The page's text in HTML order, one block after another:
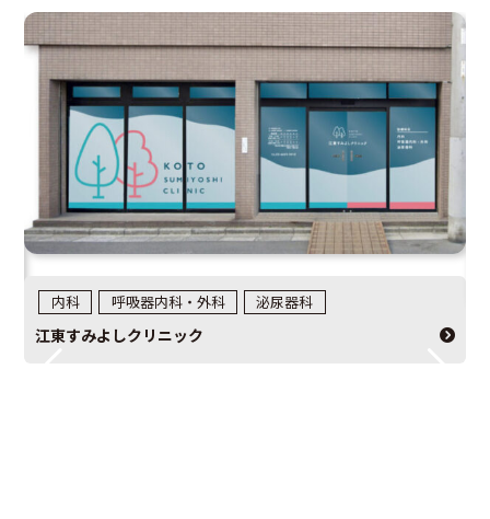
内科 呼吸器内科・外科 泌尿器科
江東すみよしクリニック